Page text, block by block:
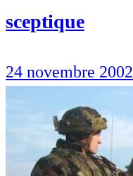
sceptique
24 novembre 2002